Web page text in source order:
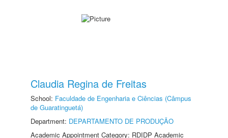
Claudia Regina de Freitas
School: Faculdade de Engenharia e Ciências (Câmpus
de Guaratinguetá)
Department: DEPARTAMENTO DE PRODUÇÃO
Academic Appointment Category: RDIDP Academic